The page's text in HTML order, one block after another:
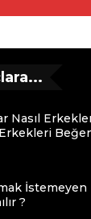
Nasıl
İstemeyen
?